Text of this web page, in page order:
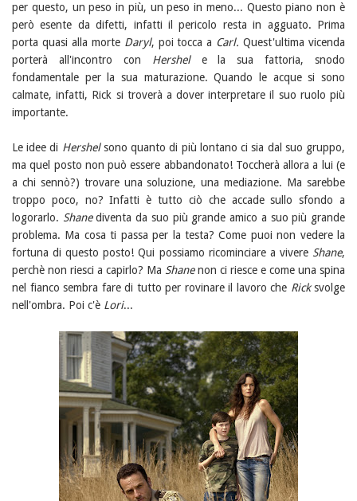
per questo, un peso in più, un peso in meno... Questo piano non è
però esente da difetti, infatti il pericolo resta in agguato. Prima
porta quasi alla morte Daryl, poi tocca a Carl. Quest'ultima vicenda
porterà all'incontro con Hershel e la sua fattoria, snodo
fondamentale per la sua maturazione. Quando le acque si sono
calmate, infatti, Rick si troverà a dover interpretare il suo ruolo più
importante.
Le idee di Hershelsono quanto di più lontano ci sia dal suo gruppo,
ma quel posto non può essere abbandonato! Toccherà allora a lui (e
a chi sennò?) trovare una soluzione, una mediazione. Ma sarebbe
troppo poco, no? Infatti è tutto ciò che accade sullo sfondo a
logorarlo. Shanediventa da suo più grande amico a suo più grande
problema. Ma cosa ti passa per la testa? Come puoi non vedere la
fortuna di questo posto! Qui possiamo ricominciare a vivere Shane,
perchè non riesci a capirlo? Ma Shanenon ci riesce e come una spina
nel fianco sembra fare di tutto per rovinare il lavoro che Ricksvolge
nell'ombra. Poi c'è Lori...